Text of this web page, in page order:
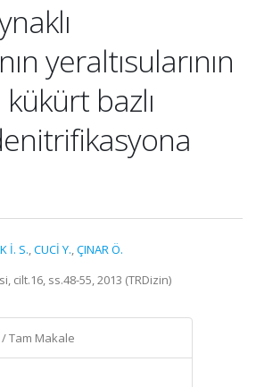
yeraltısularının
kükürt bazlı
İ. S.,CUCİ Y.,ÇINAR Ö.
cilt.16, ss.48-55, 2013 (TRDizin)
Tam Makale